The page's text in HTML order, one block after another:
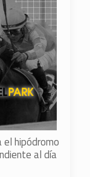
el hipódromo
al día